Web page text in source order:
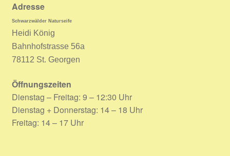
Adresse
Schwarzwälder Naturseife
Heidi König
Bahnhofstrasse 56a
78112 St. Georgen
Öffnungszeiten
Dienstag – Freitag: 9 – 12:30 Uhr
Dienstag + Donnerstag: 14 – 18 Uhr
Freitag: 14 – 17 Uhr